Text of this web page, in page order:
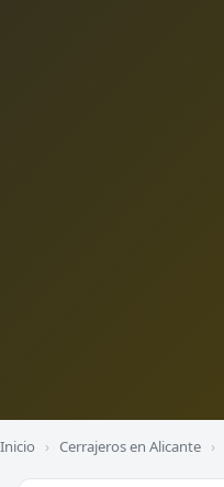
Inicio › Cerrajeros en Alicante ›